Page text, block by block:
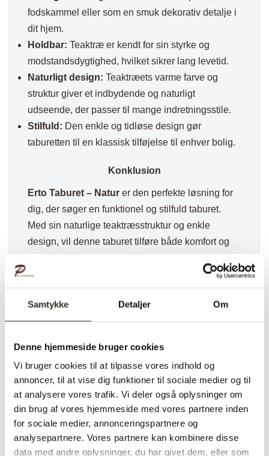
Samtykke Detaljer Om
Denne hjemmeside bruger cookies
Vi bruger cookies til at tilpasse vores indhold og
annoncer, til at vise dig funktioner til sociale medier og til
at analysere vores trafik. Vi deler også oplysninger om
din brug af vores hjemmeside med vores partnere inden
for sociale medier, annonceringspartnere og
analysepartnere. Vores partnere kan kombinere disse
data med andre oplysninger, du har givet dem, eller som
fodskammel eller som en smuk dekorativ detalje i
dit hjem.
Holdbar: Teaktræ er kendt for sin styrke og
modstandsdygtighed, hvilket sikrer lang levetid.
Naturligt design: Teaktræets varme farve og
struktur giver et indbydende og naturligt
udseende, der passer til mange indretningsstile.
Stilfuld: Den enkle og tidløse design gør
taburetten til en klassisk tilføjelse til enhver bolig.
Konklusion
Erto Taburet – Natur er den perfekte løsning for
dig, der søger en funktionel og stilfuld taburet.
Med sin naturlige teaktræsstruktur og enkle
design, vil denne taburet tilføre både komfort og
æstetik til dit hjem, samtidig med at den skaber en
varm og indbydende atmosfære.
✅ Kvalitet & Design
✅ Levering: 1-3 dage
✅ Stk. pris
✅Farve: Natur
Varenummer (SKU):2510-DK Kategori:Bænke og puf